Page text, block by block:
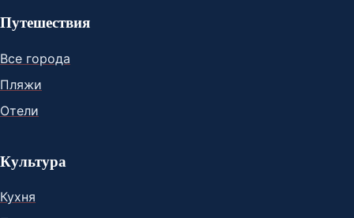
Путешествия
Все города
Пляжи
Отели
Культура
Кухня